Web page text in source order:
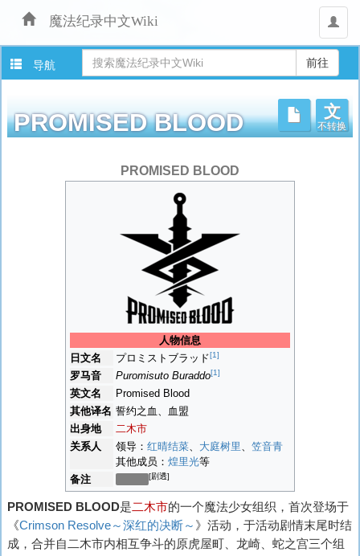
魔法纪录中文Wiki
用
户
导航
PROMISED BLOOD
文
不转换
PROMISED BLOOD
人物信息
日文名
プロミストブラッド[1]
罗马音 Puromisuto Buraddo[1]
英文名
Promised Blood
其他译名 誓约之血、血盟
出身地
二木市
关系人
领导： 红晴结菜、 大庭树里、 笠音青
其他成员： 煌里光等
备注
[剧透]
PROMISED BLOOD是二木市的一个魔法少女组织，首次登场于
《Crimson Resolve～深红的决断～ 》活动，于活动剧情末尾时结
成，合并自二木市内相互争斗的原虎屋町、龙崎、蛇之宫三个组